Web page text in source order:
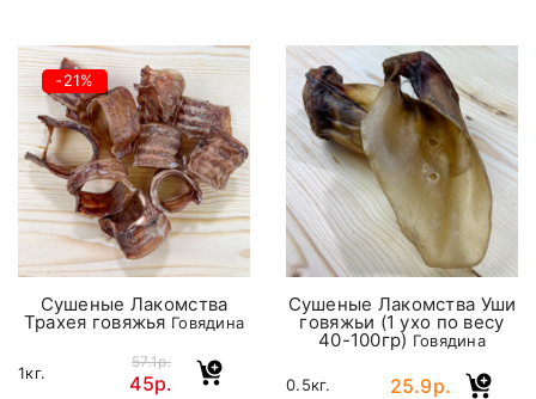
-21%
Сушеные Лакомства
Трахея говяжья Говядина
1кг.
57.1р.
45р.
Сушеные Лакомства Уши
говяжьи (1 ухо по весу
40-100гр) Говядина
0.5кг. 25.9р.